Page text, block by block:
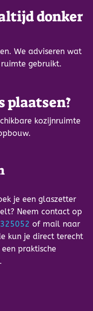
donker
We adviseren wat
gebruikt.
plaatsen?
kozijnruimte
je een glaszetter
Neem contact op
of mail naar
kun je direct terecht
praktische